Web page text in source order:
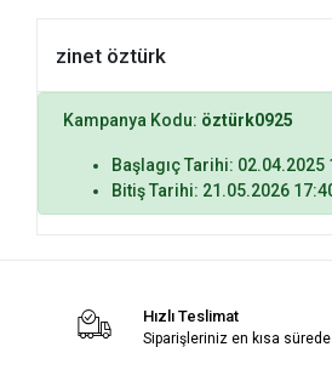
zinet öztürk
Kampanya Kodu: öztürk0925
Başlagıç Tarihi: 02.04.2025
Bitiş Tarihi: 21.05.2026
Hızlı Teslimat
Siparişleriniz en kısa